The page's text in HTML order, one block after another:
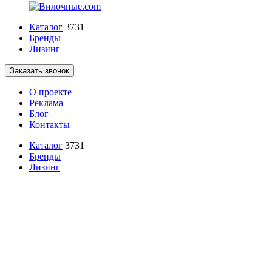
Каталог 3731
Бренды
Лизинг
Заказать звонок
О проекте
Реклама
Блог
Контакты
Каталог 3731
Бренды
Лизинг